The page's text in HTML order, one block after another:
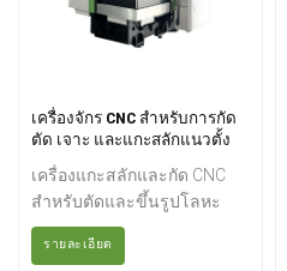
เครื่องจักร CNC สำหรับการกัด
ตัด เจาะ และแกะสลักแนวตั้ง
รุ่น YS-770
เครื่องแกะสลักและกัด CNC
สำหรับตัดและขึ้นรูปโลหะ
เหล็ก เป็นเครื่องมือศูนย์กลางที่
สามารถแกะสลักหรือกัดได้
รายละเอียด